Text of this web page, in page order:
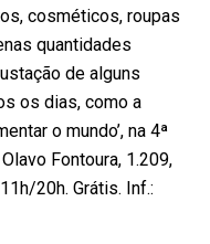
cosméticos, roupas
quantidades
de alguns
os dias, como a
o mundo’, na 4ª
Fontoura, 1.209,
20h. Grátis. Inf.: